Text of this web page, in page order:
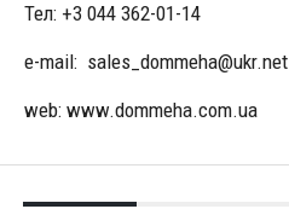
Тел: +3 044 362-01-14
e-mail: sales_dommeha@ukr.net
web: www.dommeha.com.ua